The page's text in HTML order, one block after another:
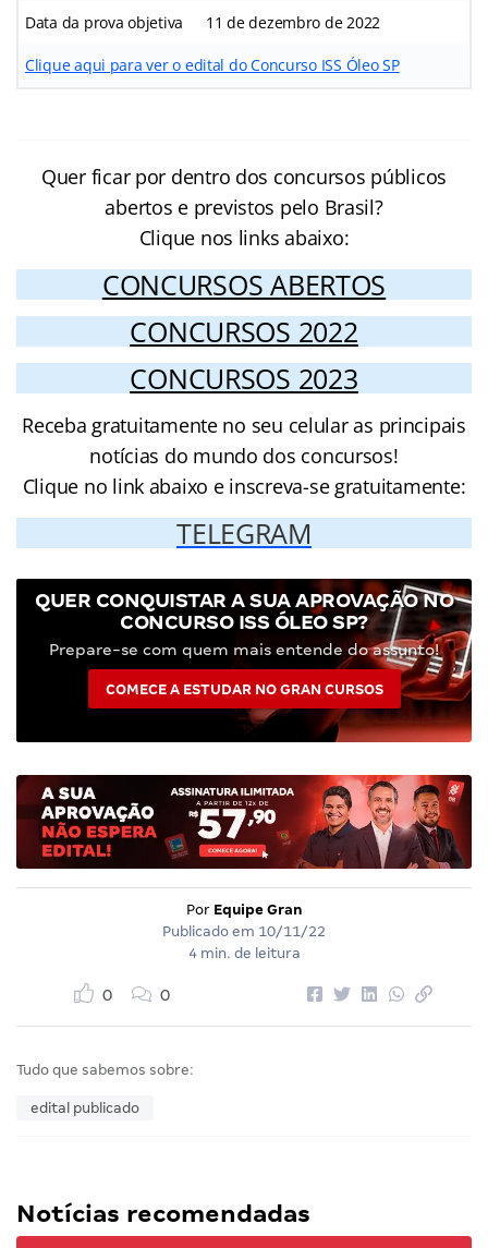
Data da prova objetiva 11 de dezembro de 2022
Clique aqui para ver o edital do Concurso ISS Óleo SP
Quer ficar por dentro dos concursos públicos
abertos e previstos pelo Brasil?
Clique nos links abaixo:
CONCURSOS ABERTOS
CONCURSOS 2022
CONCURSOS 2023
Receba gratuitamente no seu celular as principais
notícias do mundo dos concursos!
Clique no link abaixo e inscreva-se gratuitamente:
TELEGRAM
QUER CONQUISTAR A SUA APROVAÇÃO NO
CONCURSO ISS ÓLEO SP?
Prepare-se com quem mais entende do assunto!
COMECE A ESTUDAR NO GRAN CURSOS
Por Equipe Gran
Publicado em 10/11/22
4 min. de leitura
0 0
Tudo que sabemos sobre:
edital publicado
Notícias recomendadas